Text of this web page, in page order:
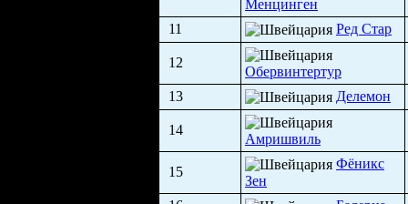
Менцинген
11 Ред Стар
12
Обервинтертур
13 Делемон
14
Амришвиль
15
Фёникс
Зен